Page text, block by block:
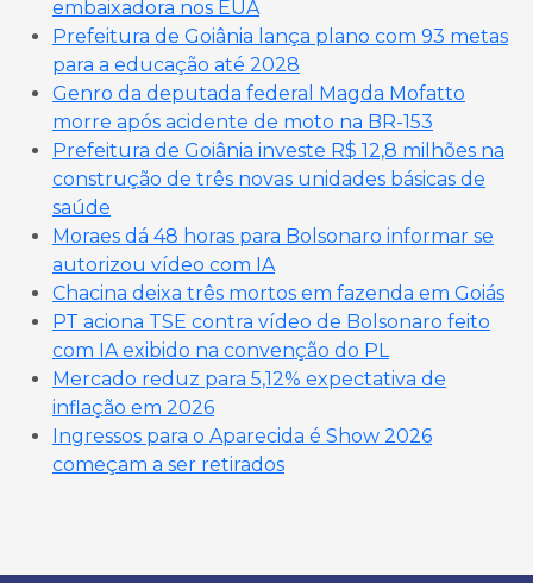
embaixadora nos EUA
Prefeitura de Goiânia lança plano com 93 metas
para a educação até 2028
Genro da deputada federal Magda Mofatto
morre após acidente de moto na BR-153
Prefeitura de Goiânia investe R$ 12,8 milhões na
construção de três novas unidades básicas de
saúde
Moraes dá 48 horas para Bolsonaro informar se
autorizou vídeo com IA
Chacina deixa três mortos em fazenda em Goiás
PT aciona TSE contra vídeo de Bolsonaro feito
com IA exibido na convenção do PL
Mercado reduz para 5,12% expectativa de
inflação em 2026
Ingressos para o Aparecida é Show 2026
começam a ser retirados